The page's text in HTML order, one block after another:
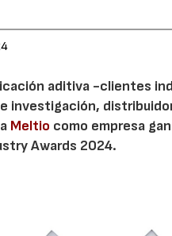
aditiva -clientes
investigación,
Meltio como empresa
Awards 2024.